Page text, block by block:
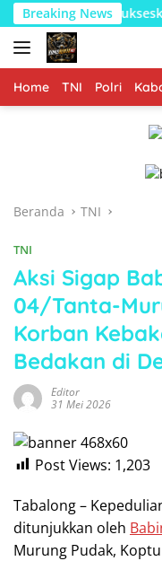
Langsung
ke
konten
Breaking News
Sukseskan TMMD 129
Home TNI Polri
Beranda TNI
TNI
Aksi Sigap
04/Tanta-
Korban
Bedakan di
Editor
31 Mei 2026
Post Views: 1,203
Tabalong –
ditunjukkan oleh
Murung Pudak,